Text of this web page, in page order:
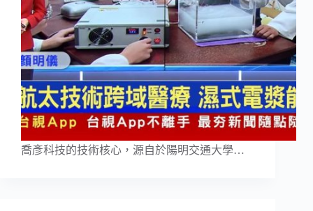
喬彥科技的技術核心，源自於陽明交通大學…